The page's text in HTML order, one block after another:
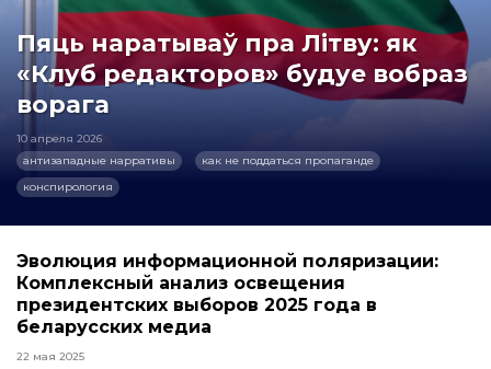
Пяць наратываў пра Літву: як
«Клуб редакторов» будуе вобраз
ворага
10 апреля 2026
антизападные нарративы
как не поддаться пропаганде
конспирология
Эволюция информационной поляризации:
Комплексный анализ освещения
президентских выборов 2025 года в
беларусских медиа
22 мая 2025